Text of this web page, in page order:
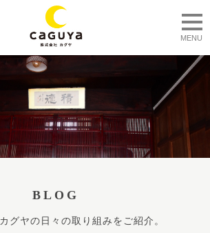
MENU
BLOG
グヤの日々の取り組みをご紹介。